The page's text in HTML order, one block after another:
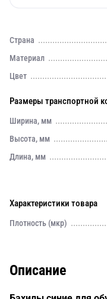
Страна
Материал
Цвет
Размеры транспортной
Ширина, мм
Высота, мм
Длина, мм
Характеристики товара
Плотность (мкр)
Описание